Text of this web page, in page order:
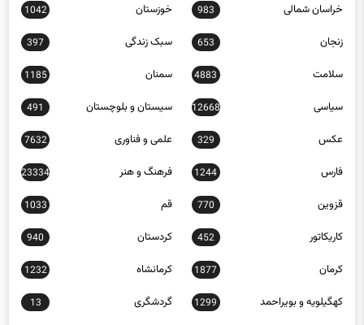
خراسان شمالی 983 خوزستان 1042
زنجان 653 سبک زندگی 397
سلامت 4883 سمنان 1185
سیاسی 12668 سیستان و بلوچستان 491
عکس 329 علمی و فناوری 7632
فارس 1244 فرهنگ و هنر 23334
قزوین 770 قم 1033
کاریکاتور 452 کردستان 940
کرمان 1877 کرمانشاه 1232
کهگیلویه و بویراحمد 1299 گردشگری 13